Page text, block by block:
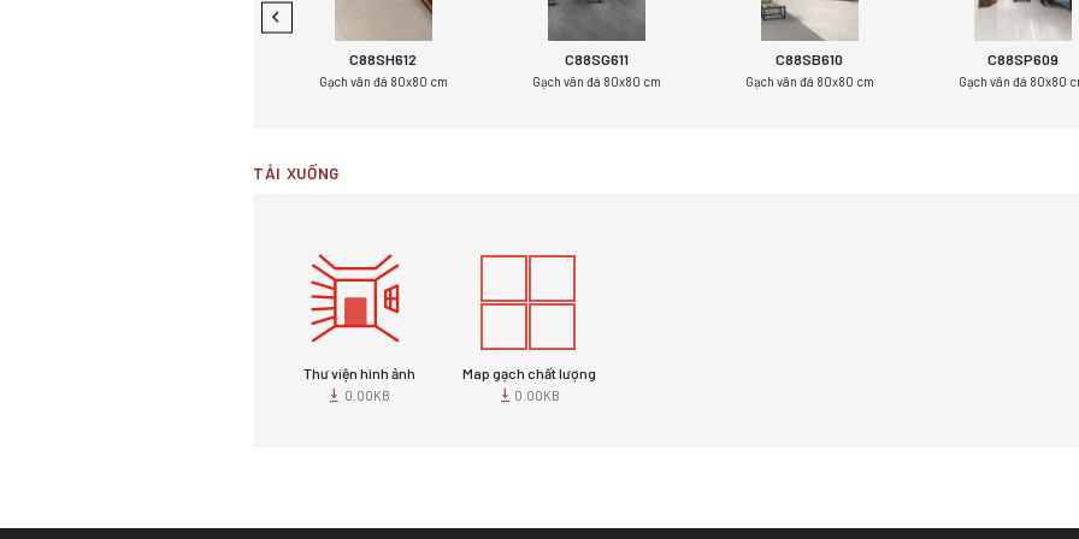
C88SH612
Gạch vân đá 80x80 cm
C88SG611
Gạch vân đá 80x80 cm
C88SB610
Gạch vân đá 80x80 cm
C88SP609
Gạch vân đá 80x80
TẢI XUỐNG
Thư viện hình ảnh
0.00KB
Map gạch chất lượng
0.00KB